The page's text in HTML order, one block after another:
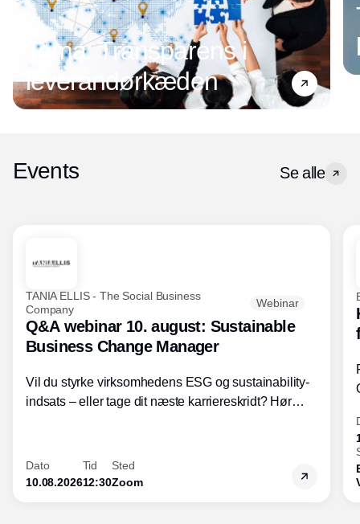
Tema: Transparens i
leverandørkæden
Events Se alle
TANIA ELLIS - The Social Business
Company
Webinar
Q&A webinar 10. august: Sustainable
Business Change Manager
Vil du styrke virksomhedens ESG og sustainability-
indsats – eller tage dit næste karriereskridt? Hør
inden for bæredygtig forretningsudvikling - så du
skaber værdi for både samfund og bundlinje.
Dato
10.08.2026
Tid
12:30
Sted
Zoom